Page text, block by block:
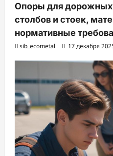
Опоры для дорожных
столбов и стоек,
нормативные
sib_ecometal 17 декабря